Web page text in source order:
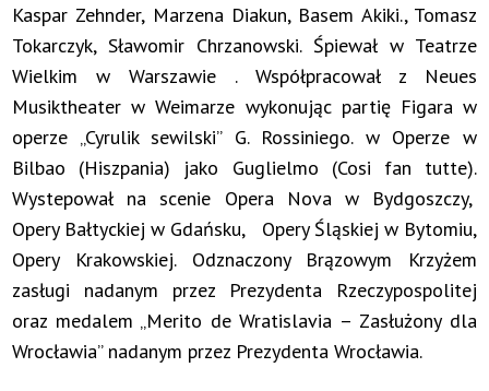
Kaspar Zehnder, Marzena Diakun, Basem Akiki., Tomasz
Tokarczyk, Sławomir Chrzanowski. Śpiewał w Teatrze
Wielkim w Warszawie . Współpracował z Neues
Musiktheater w Weimarze wykonując partię Figara w
operze „Cyrulik sewilski” G. Rossiniego. w Operze w
Bilbao (Hiszpania) jako Guglielmo (Cosi fan tutte).
Wystepował na scenie Opera Nova w Bydgoszczy,
Opery Bałtyckiej w Gdańsku, Opery Śląskiej w Bytomiu,
Opery Krakowskiej. Odznaczony Brązowym Krzyżem
zasługi nadanym przez Prezydenta Rzeczypospolitej
oraz medalem „Merito de Wratislavia – Zasłużony dla
Wrocławia” nadanym przez Prezydenta Wrocławia.